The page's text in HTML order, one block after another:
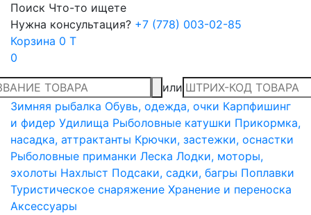
Поиск Что-то ищете
Нужна консультация? +7 (778) 003-02-85
Корзина 0 T
0
или
Зимняя рыбалка Обувь, одежда, очки Карпфишинг
и фидер Удилища Рыболовные катушки Прикормка,
насадка, аттрактанты Крючки, застежки, оснастки
Рыболовные приманки Леска Лодки, моторы,
эхолоты Нахлыст Подсаки, садки, багры Поплавки
Туристическое снаряжение Хранение и переноска
Аксессуары